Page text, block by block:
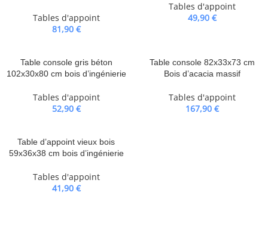
Tables d'appoint
81,90 €
Tables d'appoint
49,90 €
Table console gris béton
102x30x80 cm bois d’ingénierie
Tables d'appoint
52,90 €
Table console 82x33x73 cm
Bois d’acacia massif
Tables d'appoint
167,90 €
Table d’appoint vieux bois
59x36x38 cm bois d’ingénierie
Tables d'appoint
41,90 €